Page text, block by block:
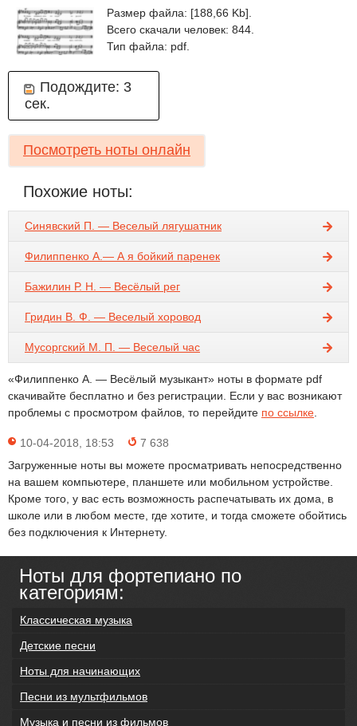
Размер файла: [188,66 Kb].
Всего скачали человек: 844.
Тип файла: pdf.
Подождите: 3
сек.
Посмотреть ноты онлайн
Похожие ноты:
Синявский П. — Веселый лягушатник
Филиппенко А.— А я бойкий паренек
Бажилин Р. Н. — Весёлый рег
Гридин В. Ф. — Веселый хоровод
Мусоргский М. П. — Веселый час
«Филиппенко А. — Весёлый музыкант» ноты в формате pdf
скачивайте бесплатно и без регистрации. Если у вас возникают
проблемы с просмотром файлов, то перейдите по ссылке
10-04-2018, 18:53
7 638
Загруженные ноты вы можете просматривать непосредственно
на вашем компьютере, планшете или мобильном устройстве.
Кроме того, у вас есть возможность распечатывать их дома, в
школе или в любом месте, где хотите, и тогда сможете обойтись
без подключения к Интернету.
Ноты для фортепиано по
категориям:
Классическая музыка
Детские песни
Ноты для начинающих
Песни из мультфильмов
Музыка и песни из фильмов